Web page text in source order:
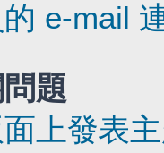
e-mail
題
上發表